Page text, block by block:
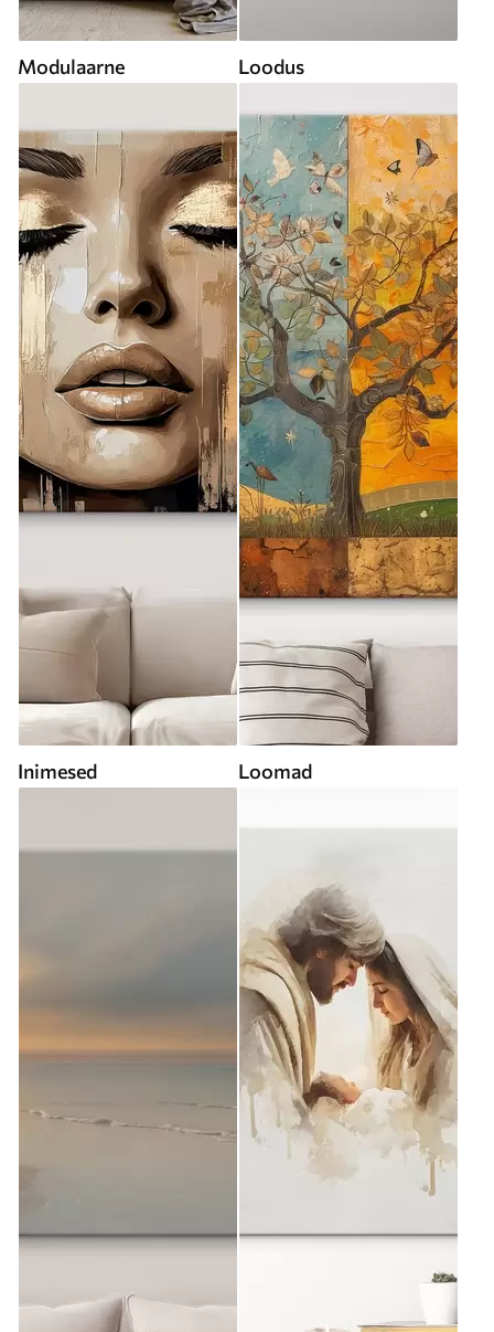
Modulaarne Loodus
Inimesed Loomad